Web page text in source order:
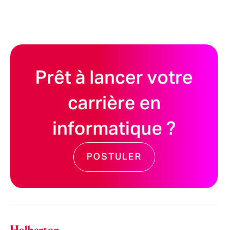
Prêt à lancer votre
carrière en
informatique ?
POSTULER